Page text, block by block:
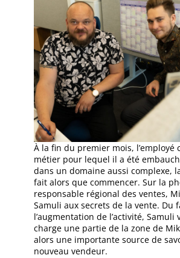
À la fin du premier mois, l’employé
métier pour lequel il a été
dans un domaine aussi complexe,
fait alors que commencer. Sur la
responsable régional des ventes,
Samuli aux secrets de la vente. Du
l’augmentation de l’activité, Samuli
charge une partie de la zone de
alors une importante source de
nouveau vendeur.